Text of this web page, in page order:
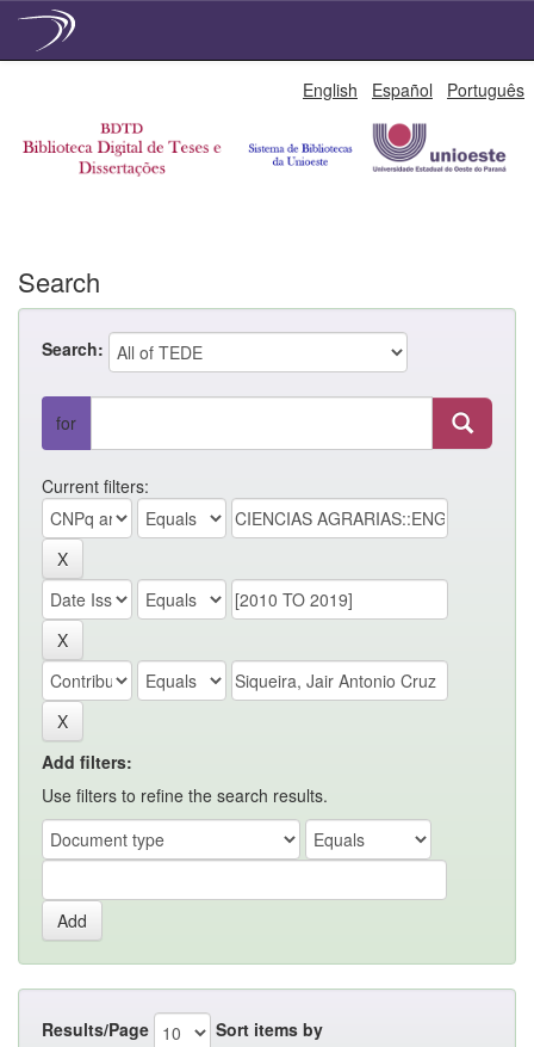
English Español Português
Search
Search:
for
Current filters:
Add filters:
Use filters to refine the search results.
Results/Page Sort items by